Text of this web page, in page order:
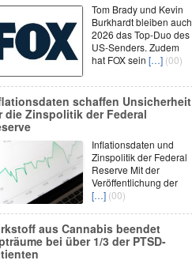
Tom Brady und Kevin
Burkhardt bleiben auch
2026 das Top-Duo des
US-Senders. Zudem
hat FOX sein […] (00)
schaffen Unsicherheit
die Zinspolitik der Federal
Inflationsdaten und
Zinspolitik der Federal
Reserve Mit der
Veröffentlichung der
[…] (00)
aus Cannabis beendet
bei über 1/3 der PTSD-